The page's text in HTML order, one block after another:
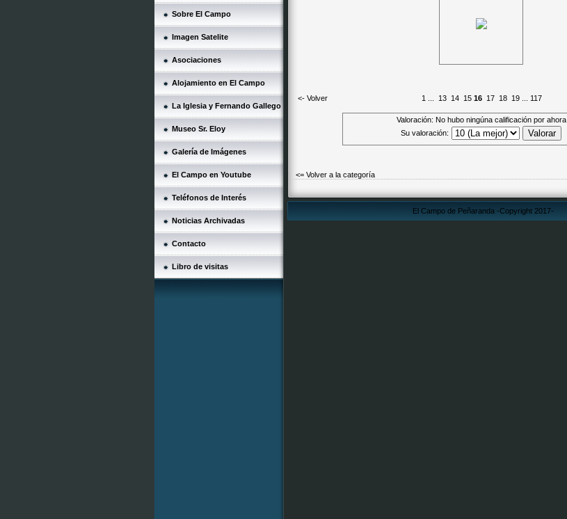
Sobre El Campo
Imagen Satelite
Asociaciones
Alojamiento en El Campo
La Iglesia y Fernando Gallego
Museo Sr. Eloy
Galería de Imágenes
El Campo en Youtube
Teléfonos de Interés
Noticias Archivadas
Contacto
Libro de visitas
<- Volver 1 13 14 15 16 17 18 19 117
Valoración: No hubo ningúna calificación por ahora
Su valoración:
<= Volver a la categoría
El Campo de Peñaranda -Copyright 2017-